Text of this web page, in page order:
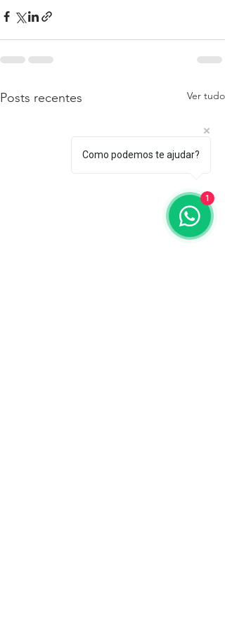
Posts recentes Ver tudo
Como podemos te ajudar?
1